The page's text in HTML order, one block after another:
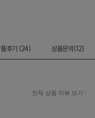
후기 (24) 상품문의(12)